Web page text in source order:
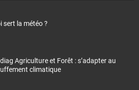
sert la météo ?
Agriculture et Forêt : s’adapter au
climatique